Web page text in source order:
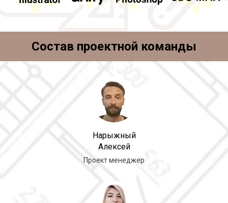
Состав проектной команды
Нарыжный
Алексей
Проект менеджер